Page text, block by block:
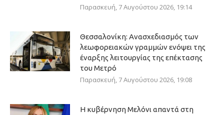
Παρασκευή, 7 Αυγούστου 2026, 19:14
Θεσσαλονίκη: Ανασχεδιασμός των
λεωφορειακών γραμμών ενόψει της
έναρξης λειτουργίας της επέκτασης
του Μετρό
Παρασκευή, 7 Αυγούστου 2026, 19:08
Η κυβέρνηση Μελόνι απαντά στη